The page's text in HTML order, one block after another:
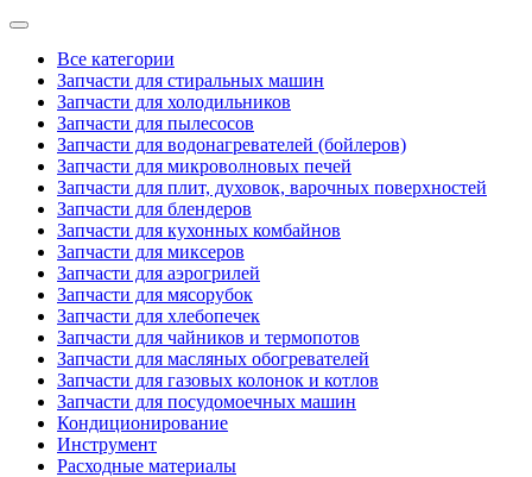
Все категории
Запчасти для стиральных машин
Запчасти для холодильников
Запчасти для пылесосов
Запчасти для водонагревателей (бойлеров)
Запчасти для микроволновых печей
Запчасти для плит, духовок, варочных поверхностей
Запчасти для блендеров
Запчасти для кухонных комбайнов
Запчасти для миксеров
Запчасти для аэрогрилей
Запчасти для мясорубок
Запчасти для хлебопечек
Запчасти для чайников и термопотов
Запчасти для масляных обогревателей
Запчасти для газовых колонок и котлов
Запчасти для посудомоечных машин
Кондиционирование
Инструмент
Расходные материалы